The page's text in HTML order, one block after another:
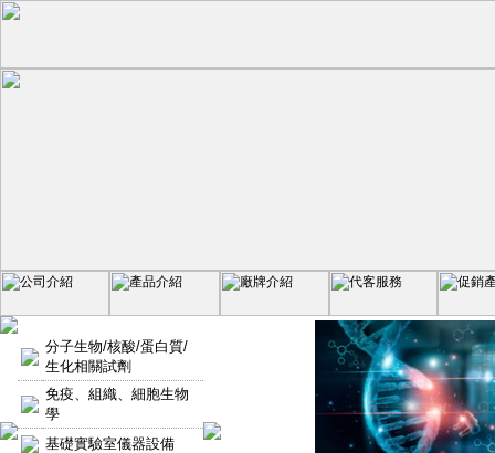
分子生物/核酸/蛋白質/
生化相關試劑
免疫、組織、細胞生物
學
基礎實驗室儀器設備